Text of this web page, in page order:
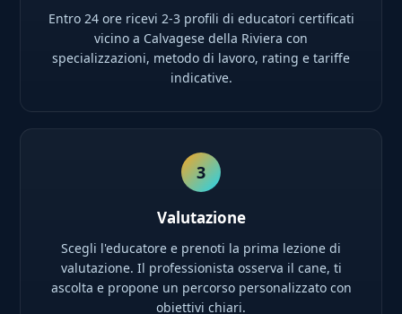
Entro 24 ore ricevi 2-3 profili di educatori certificati
vicino a Calvagese della Riviera con
specializzazioni, metodo di lavoro, rating e tariffe
indicative.
3
Valutazione
Scegli l'educatore e prenoti la prima lezione di
valutazione. Il professionista osserva il cane, ti
ascolta e propone un percorso personalizzato con
obiettivi chiari.